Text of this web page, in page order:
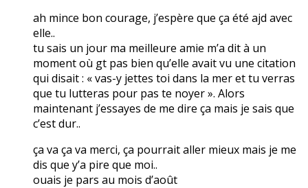
ah mince bon courage, j’espère que ça été ajd avec
elle..
tu sais un jour ma meilleure amie m’a dit à un
moment où gt pas bien qu’elle avait vu une citation
qui disait : « vas-y jettes toi dans la mer et tu verras
que tu lutteras pour pas te noyer ». Alors
maintenant j’essayes de me dire ça mais je sais que
c’est dur..
ça va ça va merci, ça pourrait aller mieux mais je me
dis que y’a pire que moi..
ouais je pars au mois d’août